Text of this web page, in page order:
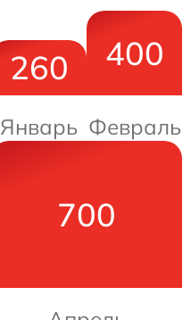
260
Январь
400
Февраль
700